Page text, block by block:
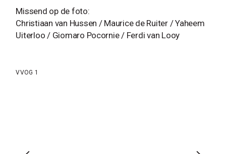
Missend op de foto:
Christiaan van Hussen / Maurice de Ruiter / Yaheem
Uiterloo / Giomaro Pocornie / Ferdi van Looy
VVOG 1